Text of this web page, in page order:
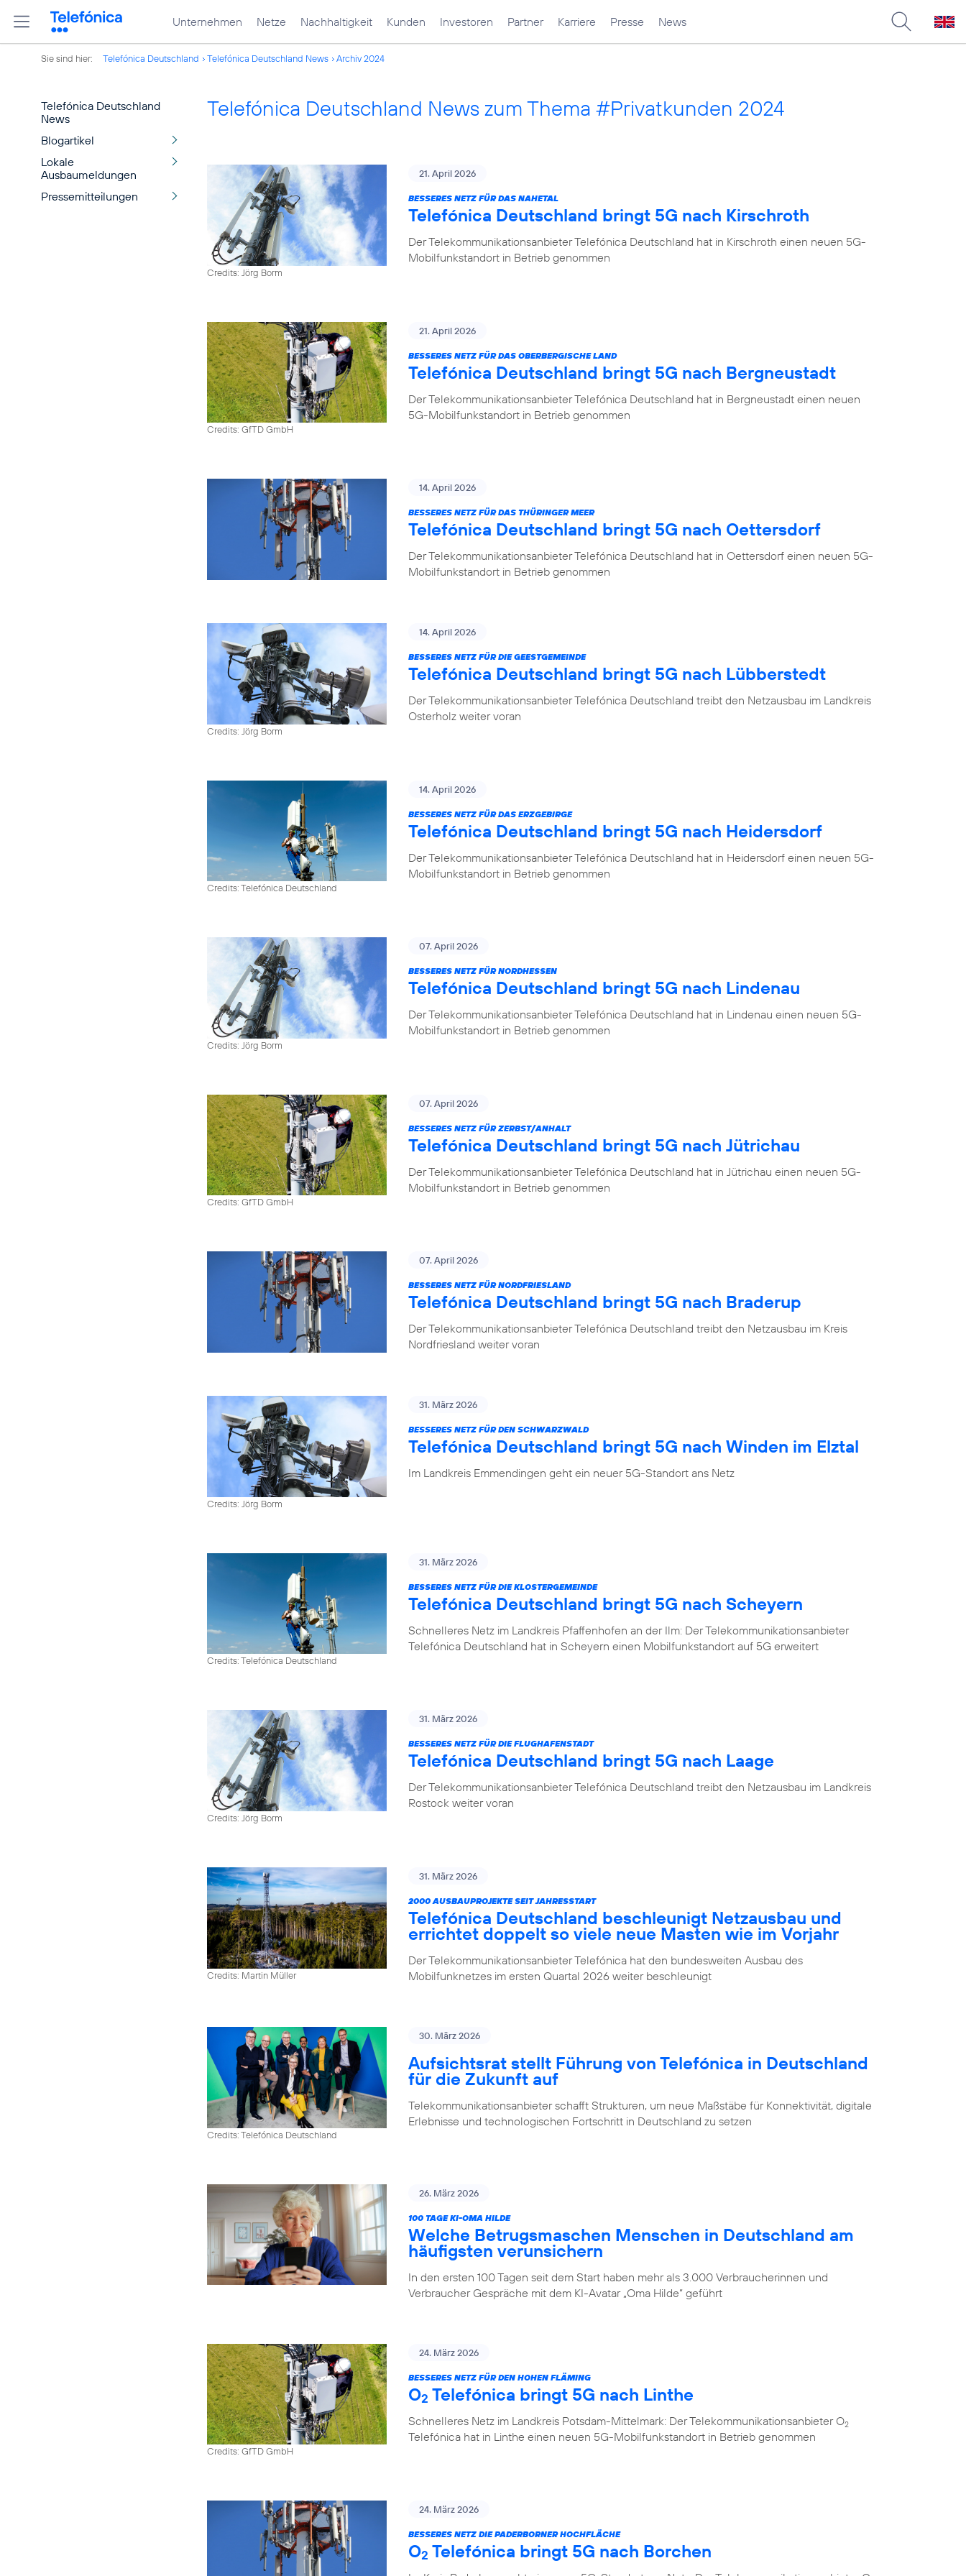
Unternehmen Netze Nachhaltigkeit Kunden Investoren Partner Karriere Presse News
Sie sind hier: Telefónica Deutschland Telefónica Deutschland News Archiv 2024
Telefónica Deutschland
News
Blogartikel
Lokale
Ausbaumeldungen
Pressemitteilungen
Telefónica Deutschland News zum Thema #Privatkunden 2024
Credits: Jörg Borm
21. April 2026
BESSERES NETZ FÜR DAS NAHETAL
Telefónica Deutschland bringt 5G nach Kirschroth
Der Telekommunikationsanbieter Telefónica Deutschland hat in Kirschroth einen neuen 5G-
Mobilfunkstandort in Betrieb genommen
Credits: GfTD GmbH
21. April 2026
BESSERES NETZ FÜR DAS OBERBERGISCHE LAND
Telefónica Deutschland bringt 5G nach Bergneustadt
Der Telekommunikationsanbieter Telefónica Deutschland hat in Bergneustadt einen neuen
5G-Mobilfunkstandort in Betrieb genommen
14. April 2026
BESSERES NETZ FÜR DAS THÜRINGER MEER
Telefónica Deutschland bringt 5G nach Oettersdorf
Der Telekommunikationsanbieter Telefónica Deutschland hat in Oettersdorf einen neuen 5G-
Mobilfunkstandort in Betrieb genommen
Credits: Jörg Borm
14. April 2026
BESSERES NETZ FÜR DIE GEESTGEMEINDE
Telefónica Deutschland bringt 5G nach Lübberstedt
Der Telekommunikationsanbieter Telefónica Deutschland treibt den Netzausbau im Landkreis
Osterholz weiter voran
Credits: Telefónica Deutschland
14. April 2026
BESSERES NETZ FÜR DAS ERZGEBIRGE
Telefónica Deutschland bringt 5G nach Heidersdorf
Der Telekommunikationsanbieter Telefónica Deutschland hat in Heidersdorf einen neuen 5G-
Mobilfunkstandort in Betrieb genommen
Credits: Jörg Borm
07. April 2026
BESSERES NETZ FÜR NORDHESSEN
Telefónica Deutschland bringt 5G nach Lindenau
Der Telekommunikationsanbieter Telefónica Deutschland hat in Lindenau einen neuen 5G-
Mobilfunkstandort in Betrieb genommen
Credits: GfTD GmbH
07. April 2026
BESSERES NETZ FÜR ZERBST/ANHALT
Telefónica Deutschland bringt 5G nach Jütrichau
Der Telekommunikationsanbieter Telefónica Deutschland hat in Jütrichau einen neuen 5G-
Mobilfunkstandort in Betrieb genommen
07. April 2026
BESSERES NETZ FÜR NORDFRIESLAND
Telefónica Deutschland bringt 5G nach Braderup
Der Telekommunikationsanbieter Telefónica Deutschland treibt den Netzausbau im Kreis
Nordfriesland weiter voran
Credits: Jörg Borm
31. März 2026
BESSERES NETZ FÜR DEN SCHWARZWALD
Telefónica Deutschland bringt 5G nach Winden im Elztal
Im Landkreis Emmendingen geht ein neuer 5G-Standort ans Netz
Credits: Telefónica Deutschland
31. März 2026
BESSERES NETZ FÜR DIE KLOSTERGEMEINDE
Telefónica Deutschland bringt 5G nach Scheyern
Schnelleres Netz im Landkreis Pfaffenhofen an der Ilm: Der Telekommunikationsanbieter
Telefónica Deutschland hat in Scheyern einen Mobilfunkstandort auf 5G erweitert
Credits: Jörg Borm
31. März 2026
BESSERES NETZ FÜR DIE FLUGHAFENSTADT
Telefónica Deutschland bringt 5G nach Laage
Der Telekommunikationsanbieter Telefónica Deutschland treibt den Netzausbau im Landkreis
Rostock weiter voran
Credits: Martin Müller
31. März 2026
2000 AUSBAUPROJEKTE SEIT JAHRESSTART
Telefónica Deutschland beschleunigt Netzausbau und
errichtet doppelt so viele neue Masten wie im Vorjahr
Der Telekommunikationsanbieter Telefónica hat den bundesweiten Ausbau des
Mobilfunknetzes im ersten Quartal 2026 weiter beschleunigt
Credits: Telefónica Deutschland
30. März 2026
Aufsichtsrat stellt Führung von Telefónica in Deutschland
für die Zukunft auf
Telekommunikationsanbieter schafft Strukturen, um neue Maßstäbe für Konnektivität, digitale
Erlebnisse und technologischen Fortschritt in Deutschland zu setzen
26. März 2026
100 TAGE KI-OMA HILDE
Welche Betrugsmaschen Menschen in Deutschland am
häufigsten verunsichern
In den ersten 100 Tagen seit dem Start haben mehr als 3.000 Verbraucherinnen und
Verbraucher Gespräche mit dem KI-Avatar „Oma Hilde“ geführt
Credits: GfTD GmbH
24. März 2026
BESSERES NETZ FÜR DEN HOHEN FLÄMING
O2 Telefónica bringt 5G nach Linthe
Schnelleres Netz im Landkreis Potsdam-Mittelmark: Der Telekommunikationsanbieter O2
Telefónica hat in Linthe einen neuen 5G-Mobilfunkstandort in Betrieb genommen
24. März 2026
BESSERES NETZ DIE PADERBORNER HOCHFLÄCHE
O2 Telefónica bringt 5G nach Borchen